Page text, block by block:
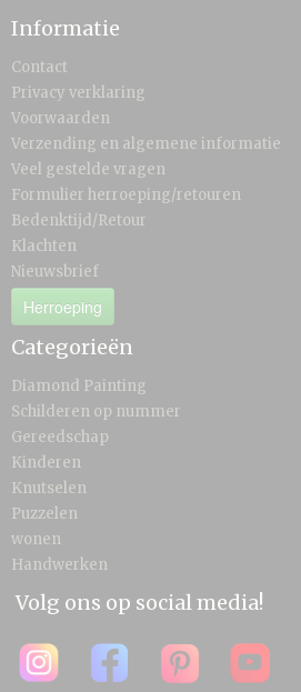
Informatie
Contact
Privacy verklaring
Voorwaarden
Verzending en algemene informatie
Veel gestelde vragen
Formulier herroeping/retouren
Bedenktijd/Retour
Klachten
Nieuwsbrief
Herroeping
Categorieën
Diamond Painting
Schilderen op nummer
Gereedschap
Kinderen
Knutselen
Puzzelen
wonen
Handwerken
Volg ons op social media!